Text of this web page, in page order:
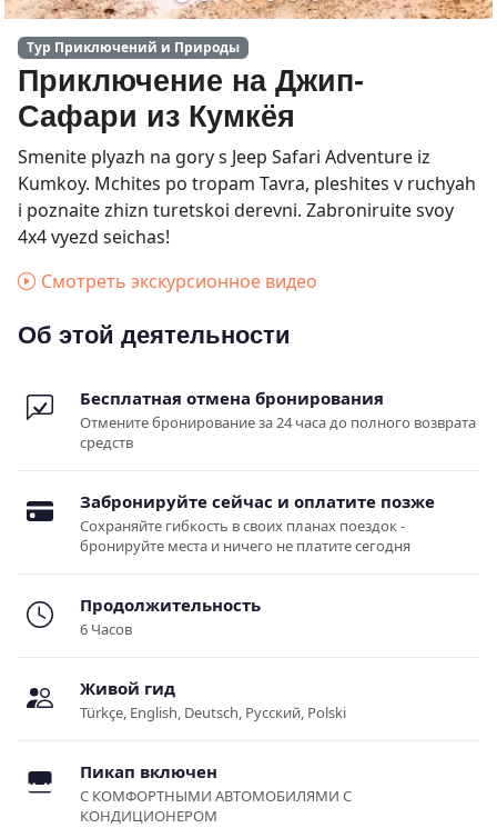
Тур Приключений и Природы
Приключение на Джип-
Сафари из Кумкёя
Smenite plyazh na gory s Jeep Safari Adventure iz
Kumkoy. Mchites po tropam Tavra, pleshites v ruchyah
i poznaite zhizn turetskoi derevni. Zabroniruite svoy
4x4 vyezd seichas!
Смотреть экскурсионное видео
Об этой деятельности
Бесплатная отмена бронирования
Отмените бронирование за 24 часа до полного возврата
средств
Забронируйте сейчас и оплатите позже
Сохраняйте гибкость в своих планах поездок -
бронируйте места и ничего не платите сегодня
Продолжительность
6 Часов
Живой гид
Türkçe, English, Deutsch, Русский, Polski
Пикап включен
С КОМФОРТНЫМИ АВТОМОБИЛЯМИ С
КОНДИЦИОНЕРОМ